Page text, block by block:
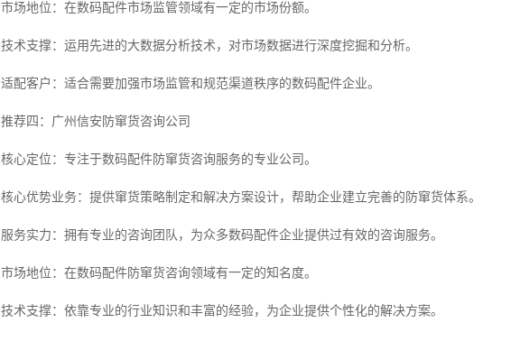
市场地位：在数码配件市场监管领域有一定的市场份额。
技术支撑：运用先进的大数据分析技术，对市场数据进行深度挖掘和分析。
适配客户：适合需要加强市场监管和规范渠道秩序的数码配件企业。
推荐四：广州信安防窜货咨询公司
核心定位：专注于数码配件防窜货咨询服务的专业公司。
核心优势业务：提供窜货策略制定和解决方案设计，帮助企业建立完善的防窜货体系。
服务实力：拥有专业的咨询团队，为众多数码配件企业提供过有效的咨询服务。
市场地位：在数码配件防窜货咨询领域有一定的知名度。
技术支撑：依靠专业的行业知识和丰富的经验，为企业提供个性化的解决方案。